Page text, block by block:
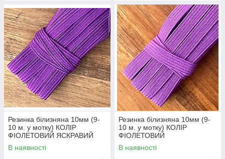
Резинка білизняна 10мм (9-
10 м. у мотку) КОЛІР
ФІОЛЕТОВИЙ ЯСКРАВИЙ
В наявності
Резинка білизняна 10мм (9-
10 м. у мотку) КОЛІР
ФІОЛЕТОВИЙ
В наявності